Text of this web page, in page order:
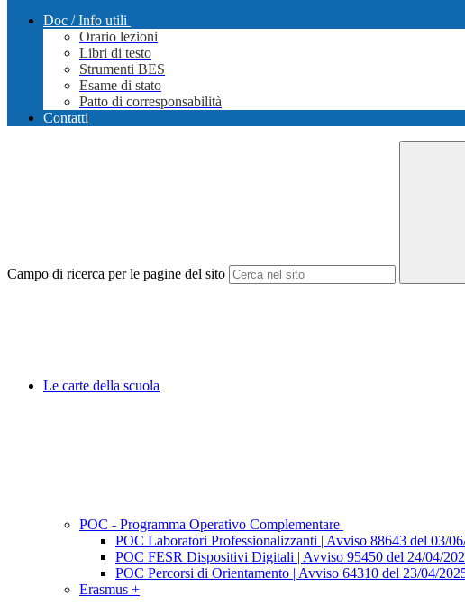
Doc / Info utili
Orario lezioni
Libri di testo
Strumenti BES
Esame di stato
Patto di corresponsabilità
Contatti
Campo di ricerca per le pagine del sito
Le carte della scuola
POC - Programma Operativo Complementare
POC Laboratori Professionalizzanti | Avviso 88643 del 03/
POC FESR Dispositivi Digitali | Avviso 95450 del 24/04/
POC Percorsi di Orientamento | Avviso 64310 del 23/04/
Erasmus +